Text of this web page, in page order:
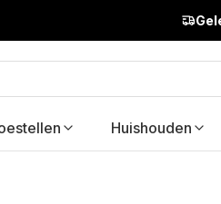
Huishouden